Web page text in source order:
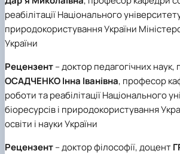
реабілітації Національного
природокористування України
України
Рецензент– доктор педагогічних
ОСАДЧЕНКО Інна Іванівна, професор
роботи та реабілітації Національного
біоресурсів і природокористування
освіти і науки України
Рецензент– доктор філософії, доцент